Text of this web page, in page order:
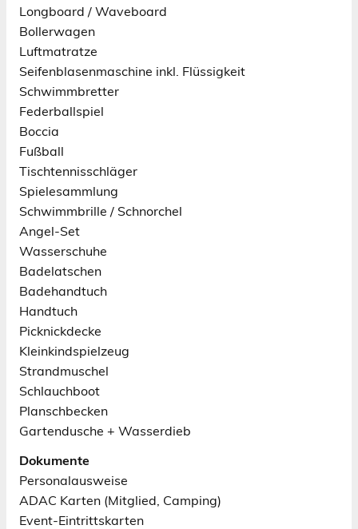
Longboard / Waveboard
Bollerwagen
Luftmatratze
Seifenblasenmaschine inkl. Flüssigkeit
Schwimmbretter
Federballspiel
Boccia
Fußball
Tischtennisschläger
Spielesammlung
Schwimmbrille / Schnorchel
Angel-Set
Wasserschuhe
Badelatschen
Badehandtuch
Handtuch
Picknickdecke
Kleinkindspielzeug
Strandmuschel
Schlauchboot
Planschbecken
Gartendusche + Wasserdieb
Dokumente
Personalausweise
ADAC Karten (Mitglied, Camping)
Event-Eintrittskarten